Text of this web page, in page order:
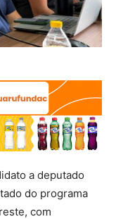
a deputado
do programa
com